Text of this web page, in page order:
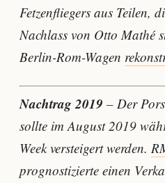
Fetzenfliegers aus Teilen,
Nachlass von Otto Mathé
Berlin-Rom-Wagen
Nachtrag 2019 – Der
sollte im August 2019
Week versteigert werden.
prognostizierte einen